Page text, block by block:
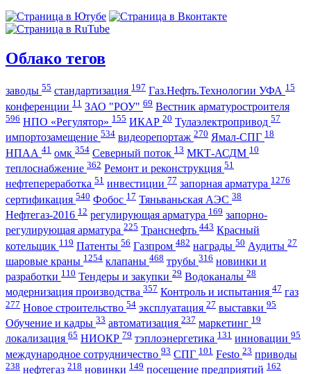
Облако тегов
заводы 55 стандартизация 197 Газ.Нефть.Технологии УФА 15
конференции 11 ЗАО "РОУ" 69 Вестник арматуростроителя
596 НПО «Регулятор» 155 ИКАР 20 Тулаэлектропривод 57
импортозамещение 534 видеорепортаж 270 Ямал-СПГ 18
НПАА 41 омк 354 Северный поток 13 МКТ-АСДМ 10
теплоснабжение 362 Ремонт и реконструкция 51
нефтепереработка 51 инвестиции 77 запорная арматура 1276
сертификация 540 Фобос 17 Тяньваньская АЭС 38
Нефтегаз-2016 12 регулирующая арматура 169 запорно-
регулирующая арматура 225 Транснефть 443 Красный
котельщик 119 Патенты 56 Газпром 482 награды 50 Аудиты 27
шаровые краны 1254 клапаны 468 трубы 316 новинки и
разработки 110 Тендеры и закупки 29 Водоканалы 28
модернизация производства 357 Контроль и испытания 47 газ
277 Новое строительство 54 эксплуатация 27 выставки 95
Обучение и кадры 33 автоматизация 237 маркетинг 19
локализация 65 НИОКР 79 тэплоэнергетика 131 инновации 95
международное сотрудничество 93 СПГ 101 Festo 23 приводы
238 нефтегаз 218 новинки 149 посещение предприятий 162